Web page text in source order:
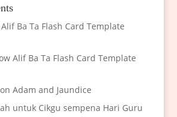
Ba Ta Flash Card Template
Alif Ba Ta Flash Card Template
on Adam and Jaundice
untuk Cikgu sempena Hari Guru